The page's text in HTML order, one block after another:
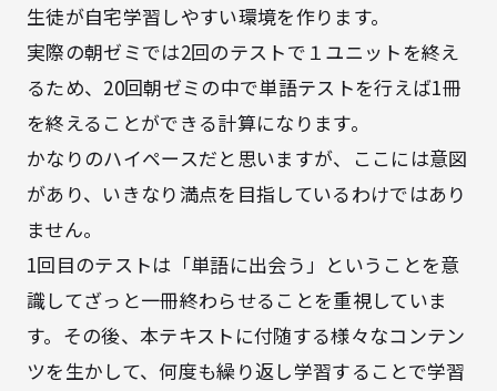
生徒が自宅学習しやすい環境を作ります。
実際の朝ゼミでは2回のテストで１ユニットを終え
るため、20回朝ゼミの中で単語テストを行えば1冊
を終えることができる計算になります。
かなりのハイペースだと思いますが、ここには意図
があり、いきなり満点を目指しているわけではあり
ません。
1回目のテストは「単語に出会う」ということを意
識してざっと一冊終わらせることを重視していま
す。その後、本テキストに付随する様々なコンテン
ツを生かして、何度も繰り返し学習することで学習